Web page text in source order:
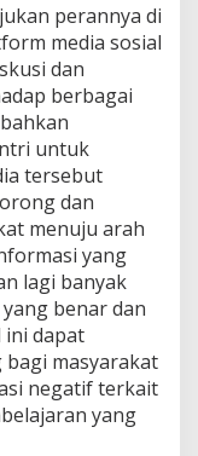
perannya di
media sosial
dan
berbagai
untuk
tersebut
dan
menuju arah
yang
lagi banyak
benar dan
ini dapat
masyarakat
negatif terkait
yang